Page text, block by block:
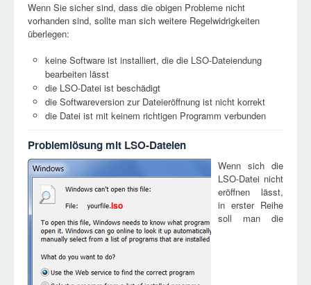
Wenn Sie sicher sind, dass die obigen Probleme nicht
vorhanden sind, sollte man sich weitere Regelwidrigkeiten
überlegen:
keine Software ist installiert, die die LSO-Dateiendung
bearbeiten lässt
die LSO-Datei ist beschädigt
die Softwareversion zur Dateieröffnung ist nicht korrekt
die Datei ist mit keinem richtigen Programm verbunden
Problemlösung mit LSO-Dateien
lso
Wenn sich die
LSO-Datei nicht
eröffnen lässt,
in erster Reihe
soll man die